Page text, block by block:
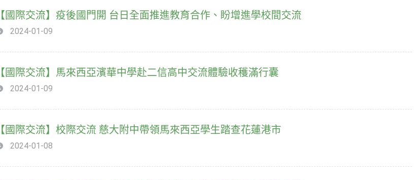
【國際交流】疫後國門開 台日全面推進教育合作、盼增進學校間交流
2024-01-09
【國際交流】馬來西亞濱華中學赴二信高中交流體驗收穫滿行囊
2024-01-09
【國際交流】校際交流 慈大附中帶領馬來西亞學生踏查花蓮港市
2024-01-08